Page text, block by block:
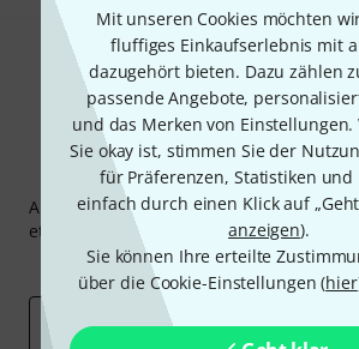
Mit unseren Cookies möchten
fluffiges Einkaufserlebnis mit
dazugehört bieten. Dazu zählen
passende Angebote,
und das Merken von
Sie okay ist, stimmen Sie der
für Präferenzen, Statistiken
einfach durch einen Klick auf
anzeigen).
Sie können Ihre erteilte
über die Cookie-Einstellungen (hier
Thomann
Abonniere den Thomann Newsletter
etwas Glück einen von
50 Gutscheinen
Inspirierende Beiträge
Deals
E-Mail-Adresse*